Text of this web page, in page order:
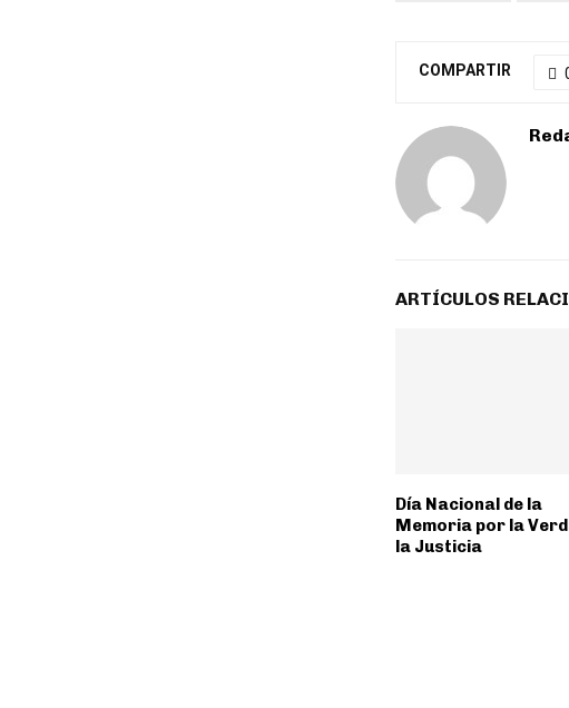
COMPARTIR
ARTÍCULOS
Día Nacional de la
Memoria por la
la Justicia